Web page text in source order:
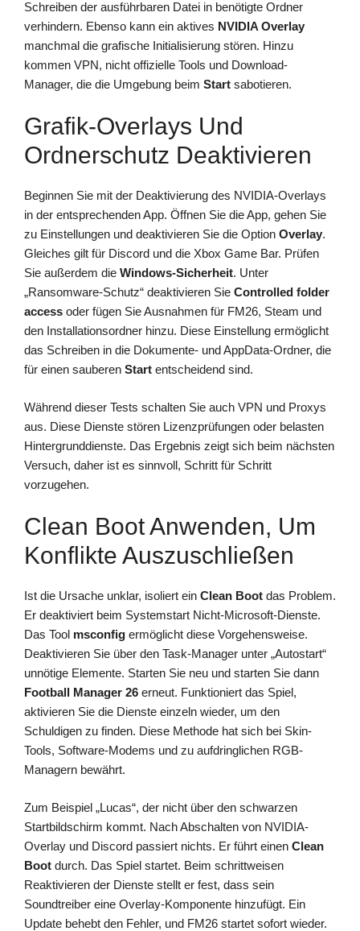
Schreiben der ausführbaren Datei in benötigte Ordner
verhindern. Ebenso kann ein aktives NVIDIA Overlay
manchmal die grafische Initialisierung stören. Hinzu
kommen VPN, nicht offizielle Tools und Download-
Manager, die die Umgebung beim Start sabotieren.
Grafik-Overlays Und
Ordnerschutz Deaktivieren
Beginnen Sie mit der Deaktivierung des NVIDIA-Overlays
in der entsprechenden App. Öffnen Sie die App, gehen Sie
zu Einstellungen und deaktivieren Sie die Option Overlay.
Gleiches gilt für Discord und die Xbox Game Bar. Prüfen
Sie außerdem die Windows-Sicherheit. Unter
„Ransomware-Schutz“ deaktivieren Sie Controlled folder
access oder fügen Sie Ausnahmen für FM26, Steam und
den Installationsordner hinzu. Diese Einstellung ermöglicht
das Schreiben in die Dokumente- und AppData-Ordner, die
für einen sauberen Start entscheidend sind.
Während dieser Tests schalten Sie auch VPN und Proxys
aus. Diese Dienste stören Lizenzprüfungen oder belasten
Hintergrunddienste. Das Ergebnis zeigt sich beim nächsten
Versuch, daher ist es sinnvoll, Schritt für Schritt
vorzugehen.
Clean Boot Anwenden, Um
Konflikte Auszuschließen
Ist die Ursache unklar, isoliert ein Clean Boot das Problem.
Er deaktiviert beim Systemstart Nicht-Microsoft-Dienste.
Das Tool msconfig ermöglicht diese Vorgehensweise.
Deaktivieren Sie über den Task-Manager unter „Autostart“
unnötige Elemente. Starten Sie neu und starten Sie dann
Football Manager 26 erneut. Funktioniert das Spiel,
aktivieren Sie die Dienste einzeln wieder, um den
Schuldigen zu finden. Diese Methode hat sich bei Skin-
Tools, Software-Modems und zu aufdringlichen RGB-
Managern bewährt.
Zum Beispiel „Lucas“, der nicht über den schwarzen
Startbildschirm kommt. Nach Abschalten von NVIDIA-
Overlay und Discord passiert nichts. Er führt einen Clean
Boot durch. Das Spiel startet. Beim schrittweisen
Reaktivieren der Dienste stellt er fest, dass sein
Soundtreiber eine Overlay-Komponente hinzufügt. Ein
Update behebt den Fehler, und FM26 startet sofort wieder.